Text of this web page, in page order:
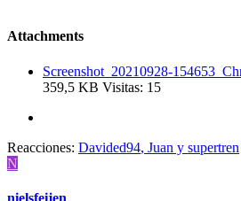
Attachments
Screenshot_20210928-
359,5 KB Visitas: 15
Reacciones: Davided94, Juan y supertren
N
nielsfeijen